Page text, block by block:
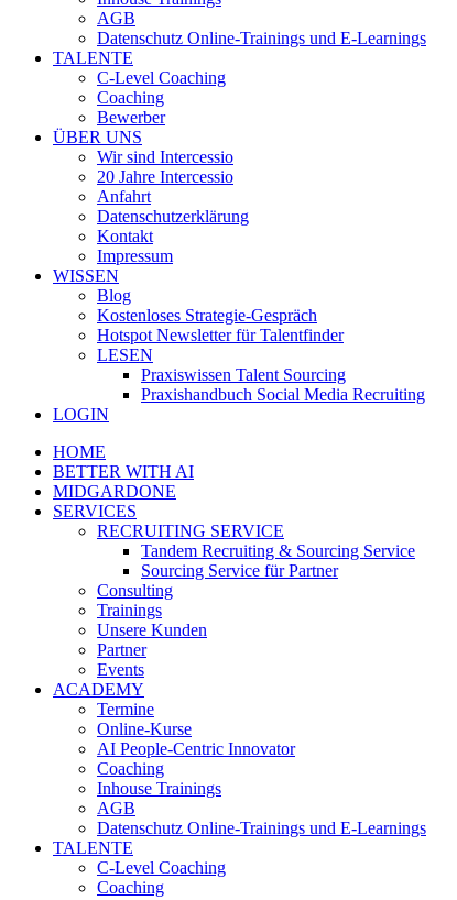
AGB
Datenschutz Online-Trainings und E-Learnings
TALENTE
C-Level Coaching
Coaching
Bewerber
ÜBER UNS
Wir sind Intercessio
20 Jahre Intercessio
Anfahrt
Datenschutzerklärung
Kontakt
Impressum
WISSEN
Blog
Kostenloses Strategie-Gespräch
Hotspot Newsletter für Talentfinder
LESEN
Praxiswissen Talent Sourcing
Praxishandbuch Social Media Recruiting
LOGIN
HOME
BETTER WITH AI
MIDGARDONE
SERVICES
RECRUITING SERVICE
Tandem Recruiting & Sourcing Service
Sourcing Service für Partner
Consulting
Trainings
Unsere Kunden
Partner
Events
ACADEMY
Termine
Online-Kurse
AI People-Centric Innovator
Coaching
Inhouse Trainings
AGB
Datenschutz Online-Trainings und E-Learnings
TALENTE
C-Level Coaching
Coaching